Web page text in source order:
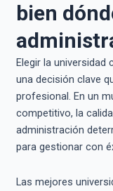
bien
Elegir la
una decisión clave
profesional. En un
competitivo, la
administración
para gestionar con
Las mejores